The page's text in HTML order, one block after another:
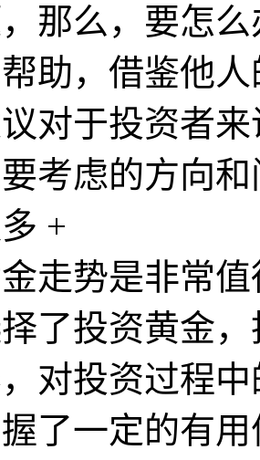
那么，要怎
助，借鉴他
对于投资者
考虑的方向
+
走势是非常
了投资黄金
对投资过程
了一定的有